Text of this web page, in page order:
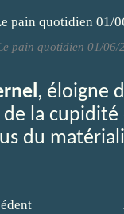
pain quotidien 01/06/
, éloigne
de la
du